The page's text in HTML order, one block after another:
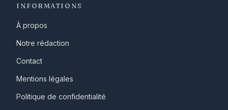
INFORMATIONS
À propos
Notre rédaction
Contact
Mentions légales
Politique de confidentialité